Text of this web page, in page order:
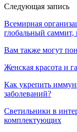
Следующая запись
Всемирная
глобальный
Вам также могут
Женская красота и
Как укрепить
заболеваний?
Светильники в
комплектующих